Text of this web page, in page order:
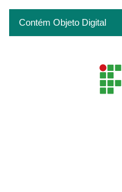
Contém Objeto Digital